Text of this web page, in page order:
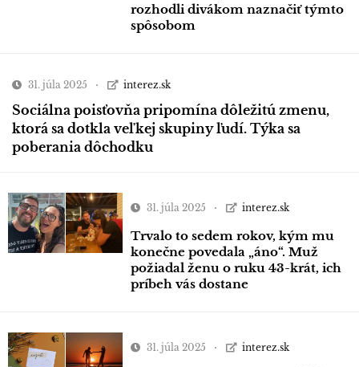
rozhodli divákom naznačiť týmto
spôsobom
31. júla 2025 interez.sk
Sociálna poisťovňa pripomína dôležitú zmenu,
ktorá sa dotkla veľkej skupiny ľudí. Týka sa
poberania dôchodku
31. júla 2025 interez.sk
Trvalo to sedem rokov, kým mu
konečne povedala „áno“. Muž
požiadal ženu o ruku 43-krát, ich
príbeh vás dostane
31. júla 2025 interez.sk